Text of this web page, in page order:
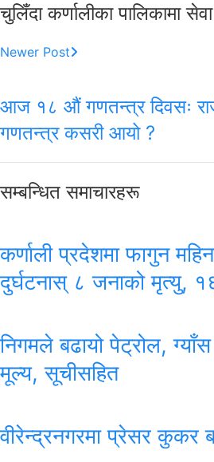
चुलिँदा कर्णालीका पालिकामा
Newer Post
आज १८ औं गणतन्त्र दिवसः
गणतन्त्र कसरी आयो ?
सम्बन्धित समाचारहरू
कर्णाली प्रदेशमा फागुन
दुर्घटनास् ८ जनाको मृत्यु,
निगमले बढायो पेट्रोल,
मूल्य, सूचीसहित
वीरेन्द्रनगरमा प्रेसर कुकर